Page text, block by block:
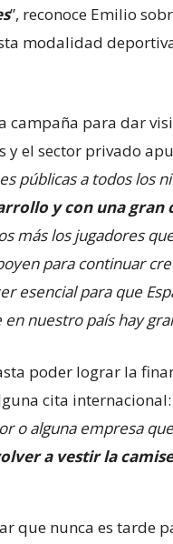
”, reconoce Emilio
modalidad
campaña para dar
el sector privado
públicas a todos los
y con una gran
más los jugadores
para continuar
esencial para que
nuestro país hay
poder lograr la
cita internacional:
o alguna empresa
a vestir la
que nunca es tarde